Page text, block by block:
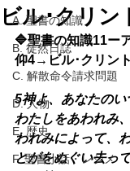
A. 聖書の知識
B. 徒然日誌
C. 解散命令請求問題
D. 人物
E. 歴史
F. 聖書小話・レジメ
ビル･クリン
🔷聖書の知識11ー
仰4→ビル･クリン
5神よ、あなたのい
わたしをあわれみ
われみによって、
とがをぬぐい去っ